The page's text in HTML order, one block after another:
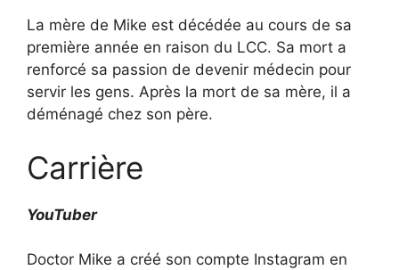
La mère de Mike est décédée au cours de sa
première année en raison du LCC. Sa mort a
renforcé sa passion de devenir médecin pour
servir les gens. Après la mort de sa mère, il a
déménagé chez son père.
Carrière
YouTuber
Doctor Mike a créé son compte Instagram en